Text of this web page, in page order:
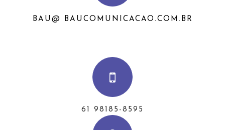
BAU@ BAUCOMUNICACAO.COM.BR
61 98185-8595